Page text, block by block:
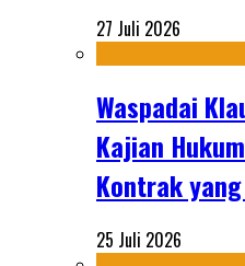
27 Juli 2026
Waspadai
Kajian
Kontrak
25 Juli 2026